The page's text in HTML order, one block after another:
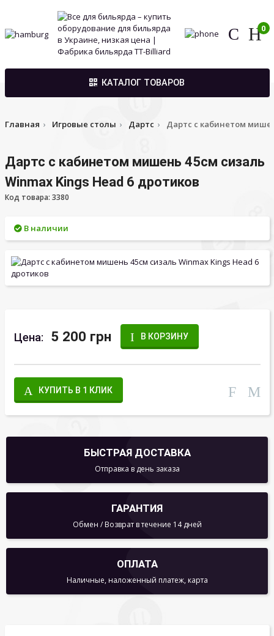
0
КАТАЛОГ ТОВАРОВ
Главная Игровые столы Дартс Дартс с кабинетом
Дартс с кабинетом мишень 45см сизаль
Winmax Kings Head 6 дротиков
Код товара: 3380
В наличии
Цена: 5 200 грн В КОРЗИНУ
КУПИТЬ В 1 КЛИК
БЫСТРАЯ ДОСТАВКА
Отправка в день заказа
ГАРАНТИЯ
Обмен / Возврат в течение 14 дней
ОПЛАТА
Наличные, наложенный платеж, карта